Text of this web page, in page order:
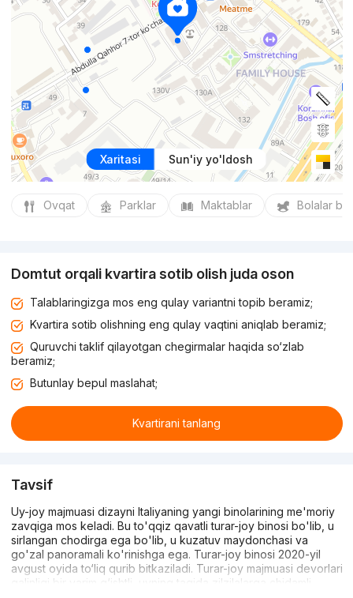
Xaritasi Sun'iy yo'ldosh
Ovqat Parklar Maktablar Bolalar
Domtut orqali kvartira sotib olish juda oson
Talablaringizga mos eng qulay variantni topib beramiz;
Kvartira sotib olishning eng qulay vaqtini aniqlab beramiz;
Quruvchi taklif qilayotgan chegirmalar haqida so‘zlab
beramiz;
Butunlay bepul maslahat;
Kvartirani tanlang
Tavsif
Uy-joy majmuasi dizayni Italiyaning yangi binolarining me'moriy
zavqiga mos keladi. Bu to'qqiz qavatli turar-joy binosi bo'lib, u
sirlangan chodirga ega bo'lib, u kuzatuv maydonchasi va
go'zal panoramali ko'rinishga ega. Turar-joy binosi 2020-yil
avgust oyida to‘liq qurib bitkaziladi. Turar-joy majmuasi devorlari
qalinligi bir yarim g‘ishtli, uyning tagida zilzilalarga chidamli